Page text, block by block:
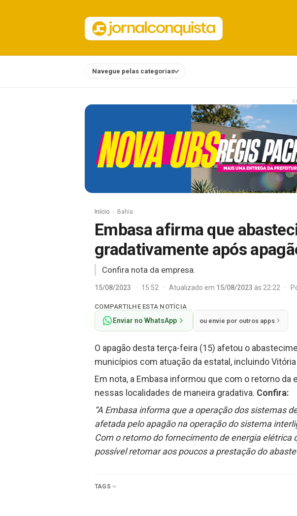
Navegue pelas categorias
Início Bahia
Embasa afirma que
gradativamente após
Confira nota da empresa.
15/08/2023 · 15:52 · Atualizado em 15/08/2023 às 22:22 ·
COMPARTILHE ESTA NOTÍCIA
Enviar no WhatsApp ou envie por outros apps
O apagão desta terça-feira (15) afetou o
municípios com atuação da estatal, incluindo
Em nota, a Embasa informou que com o retorno
nessas localidades de maneira gradativa. Confira:
“A Embasa informa que a operação dos sistemas
afetada pelo apagão na operação do sistema
Com o retorno do fornecimento de energia
possível retomar aos poucos a prestação do
TAGS